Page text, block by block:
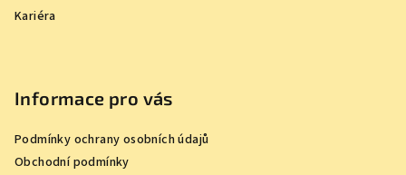
Kariéra
Informace pro vás
Podmínky ochrany osobních údajů
Obchodní podmínky